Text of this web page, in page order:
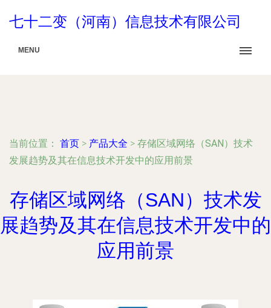
七十二变（河南）信息技术有限公司
MENU
当前位置： 首页 > 产品大全 > 存储区域网络（SAN）技术
发展趋势及其在信息技术开发中的应用前景
存储区域网络（SAN）技术发
展趋势及其在信息技术开发中的
应用前景